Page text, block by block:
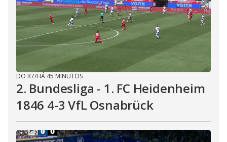
DO R7/HÁ 45 MINUTOS
2. Bundesliga - 1. FC Heidenheim
1846 4-3 VfL Osnabrück